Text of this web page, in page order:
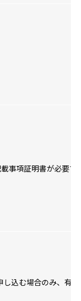
事項証明書が必要で
込む場合のみ、有